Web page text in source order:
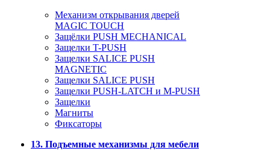
Механизм открывания дверей
MAGIC TOUCH
Защёлки PUSH MECHANICAL
Защелки T-PUSH
Защелки SALICE PUSH
MAGNETIC
Защелки SALICE PUSH
Защелки PUSH-LATCH и M-PUSH
Защелки
Магниты
Фиксаторы
13. Подъемные механизмы для мебели